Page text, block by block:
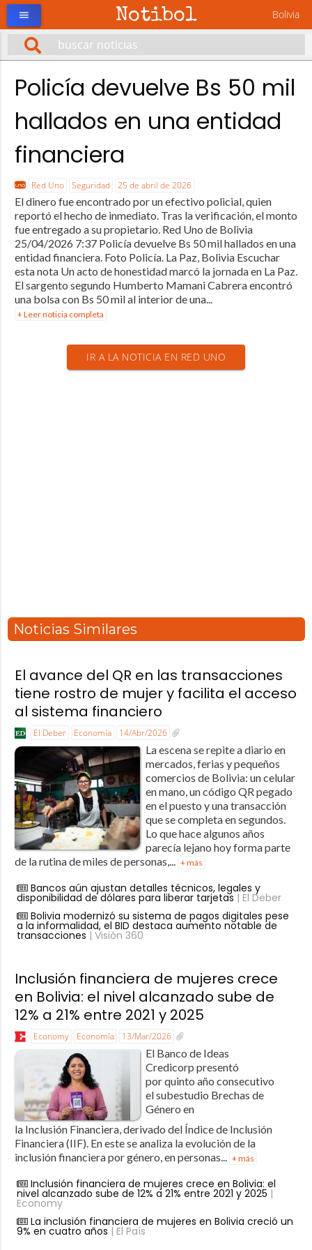
Notibol Bolivia
menu
Policía devuelve Bs 50 mil
hallados en una entidad
financiera
Red Uno Seguridad 25 de abril de 2026
El dinero fue encontrado por un efectivo policial, quien
reportó el hecho de inmediato. Tras la verificación, el monto
fue entregado a su propietario. Red Uno de Bolivia
25/04/2026 7:37 Policía devuelve Bs 50 mil hallados en una
entidad financiera. Foto Policía. La Paz, Bolivia Escuchar
esta nota Un acto de honestidad marcó la jornada en La Paz.
El sargento segundo Humberto Mamani Cabrera encontró
una bolsa con Bs 50 mil al interior de una...
+ Leer noticia completa
IR A LA NOTICIA EN RED UNO
Noticias Similares
El avance del QR en las transacciones
tiene rostro de mujer y facilita el acceso
al sistema financiero
El Deber Economía 14/Abr/2026
La escena se repite a diario en
mercados, ferias y pequeños
comercios de Bolivia: un celular
en mano, un código QR pegado
en el puesto y una transacción
que se completa en segundos.
Lo que hace algunos años
parecía lejano hoy forma parte
de la rutina de miles de personas,... + más
Bancos aún ajustan detalles técnicos, legales y
disponibilidad de dólares para liberar tarjetas | El Deber
Bolivia modernizó su sistema de pagos digitales pese
a la informalidad, el BID destaca aumento notable de
transacciones | Visión 360
Inclusión financiera de mujeres crece
en Bolivia: el nivel alcanzado sube de
12% a 21% entre 2021 y 2025
Economy Economía 13/Mar/2026
El Banco de Ideas
Credicorp presentó
por quinto año consecutivo
el subestudio Brechas de
Género en
la Inclusión Financiera, derivado del Índice de Inclusión
Financiera (IIF). En este se analiza la evolución de la
inclusión financiera por género, en personas...
+ más
Inclusión financiera de mujeres crece en Bolivia: el
nivel alcanzado sube de 12% a 21% entre 2021 y 2025 |
Economy
La inclusión financiera de mujeres en Bolivia creció un
9% en cuatro años | El País